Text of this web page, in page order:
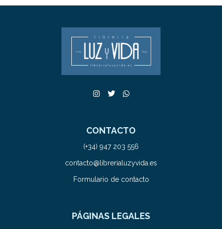
CONTACTO
(+34) 947 203 556
contacto@librerialuzyvida.es
Formulario de contacto
PÁGINAS LEGALES